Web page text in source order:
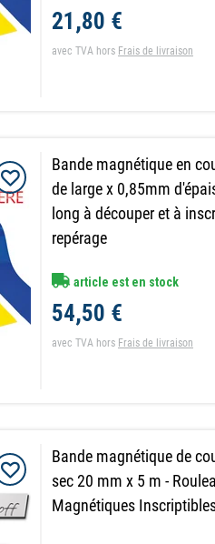
21,80 €
avec TVA hors Frais de livraison
Bande magnétique en
de large x 0,85mm
long à découper et à
repérage
article est en stock
54,50 €
avec TVA hors Frais de livraison
Bande magnétique de
sec 20 mm x 5 m -
Magnétiques